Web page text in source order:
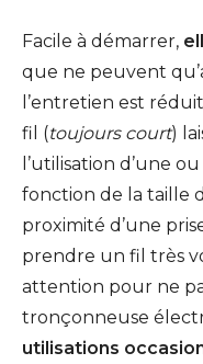
Facile à démarrer,
que ne peuvent
l’entretien est
fil (toujours court)
l’utilisation d’une
fonction de la taille
proximité d’une
prendre un fil très
attention pour ne
tronçonneuse
utilisations